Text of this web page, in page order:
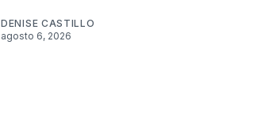
DENISE CASTILLO
agosto 6, 2026